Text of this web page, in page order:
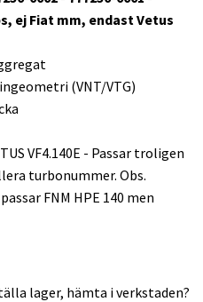
ej Fiat mm, endast Vetus
(VNT/VTG)
VF4.140E - Passar troligen
turbonummer. Obs.
FNM HPE 140 men
lager, hämta i verkstaden?